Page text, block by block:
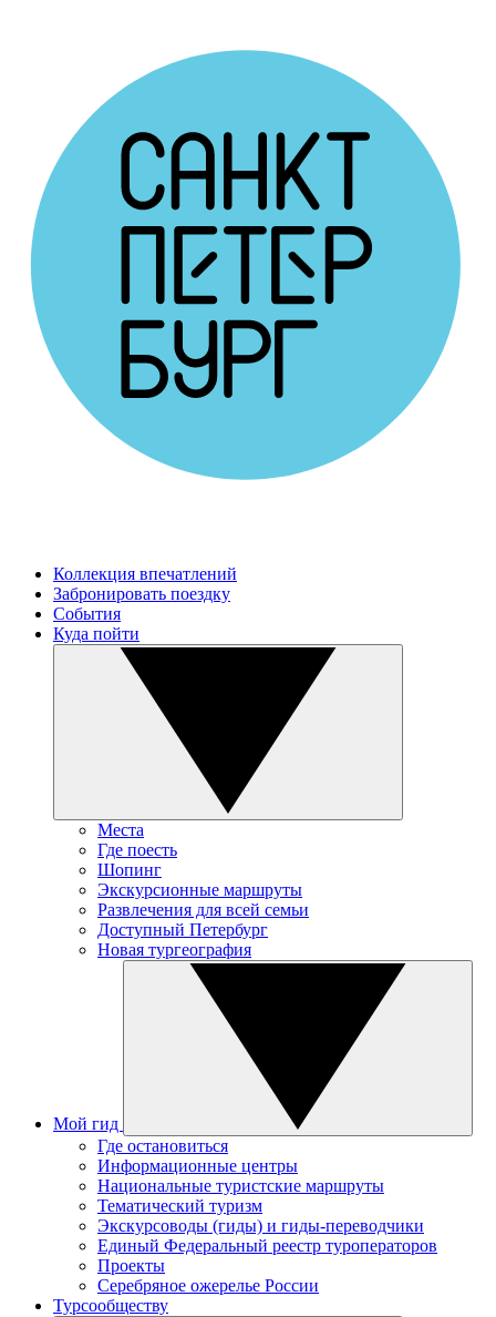
Коллекция впечатлений
Забронировать поездку
События
Куда пойти
Места
Где поесть
Шопинг
Экскурсионные маршруты
Развлечения для всей семьи
Доступный Петербург
Новая тургеография
Мой гид
Где остановиться
Информационные центры
Национальные туристские маршруты
Тематический туризм
Экскурсоводы (гиды) и гиды-переводчики
Единый Федеральный реестр туроператоров
Проекты
Серебряное ожерелье России
Турсообществу